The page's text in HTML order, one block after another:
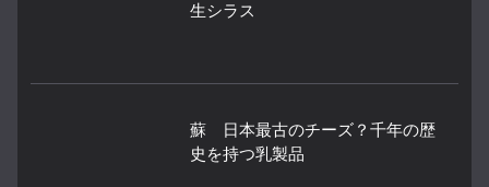
生シラス
蘇 日本最古のチーズ？千年の歴
史を持つ乳製品